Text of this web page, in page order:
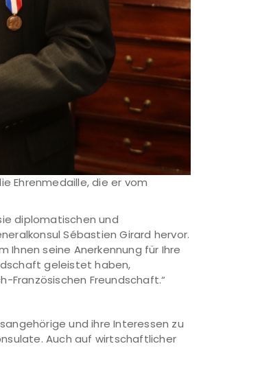
Ehrenmedaille, die er vom
diplomatischen und
Sébastien Girard hervor.
Ihnen seine Anerkennung für Ihre
geleistet haben,
Französischen Freundschaft.“
und ihre Interessen zu
Auch auf wirtschaftlicher